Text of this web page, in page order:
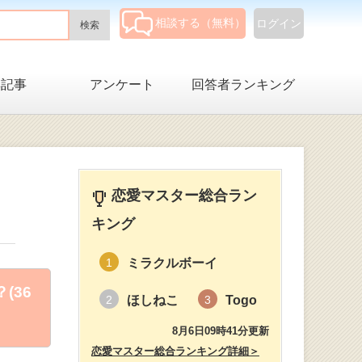
ログイン
相談する（無料）
事 アンケート 回答者ランキング
(36
恋愛マスター総合ラン
キング
1 ミラクルボーイ
2 ほしねこ 3 Togo
8月6日09時41分更新
恋愛マスター総合ランキング詳細＞